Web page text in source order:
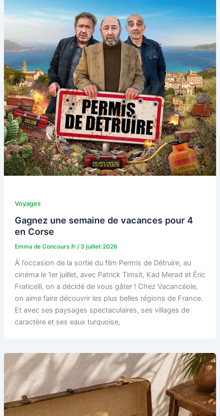
Voyages
Gagnez une semaine de vacances pour 4
en Corse
Emma de Concours.fr / 3 juillet 2026
À l’occasion de la sortie du film Permis de Détruire, au
cinéma le 1er juillet, avec Patrick Timsit, Kad Merad et Éric
Fraticelli, on a décidé de vous gâter ! Chez Vacancéole,
on aime faire découvrir les plus belles régions de France.
Et avec ses paysages spectaculaires, ses villages de
caractère et ses eaux turquoise,